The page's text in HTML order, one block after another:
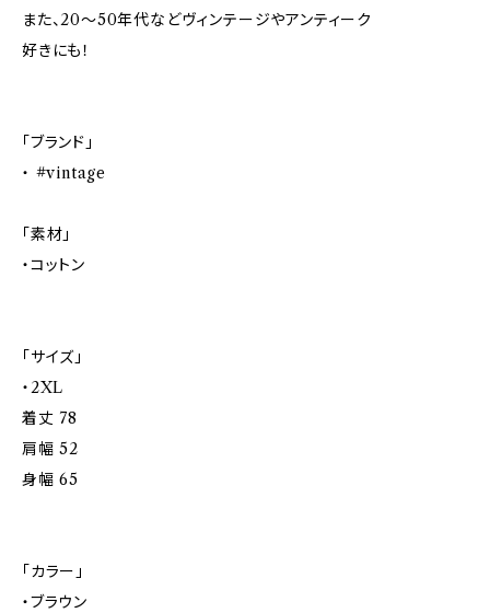
また、20～50年代などヴィンテージやアンティーク
好きにも！
「ブランド」
・ #vintage
「素材」
・コットン
「サイズ」
・2XL
着丈 78
肩幅 52
身幅 65
「カラー」
・ブラウン